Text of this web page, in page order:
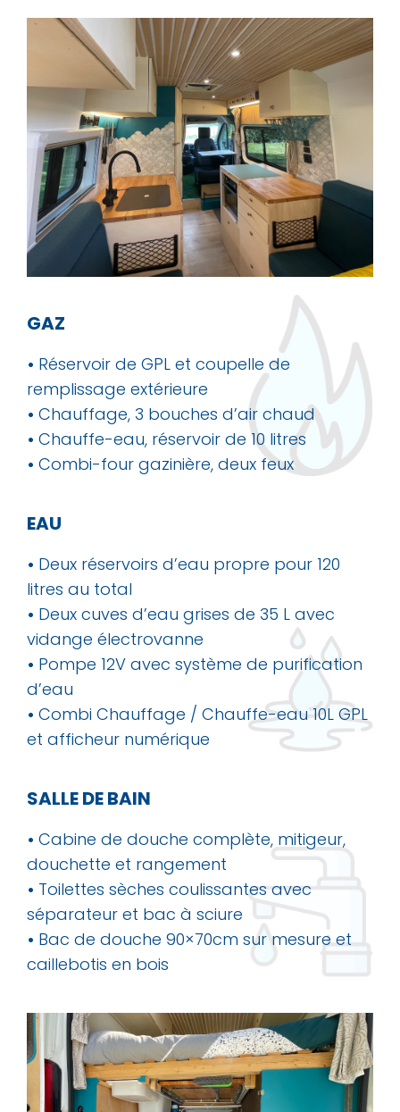
GAZ
• Réservoir de GPL et coupelle de
remplissage extérieure
• Chauffage, 3 bouches d’air chaud
• Chauffe-eau, réservoir de 10 litres
• Combi-four gazinière, deux feux
EAU
• Deux réservoirs d’eau propre pour 120
litres au total
• Deux cuves d’eau grises de 35 L avec
vidange électrovanne
• Pompe 12V avec système de purification
d’eau
• Combi Chauffage / Chauffe-eau 10L GPL
et afficheur numérique
SALLE DE BAIN
• Cabine de douche complète, mitigeur,
douchette et rangement
• Toilettes sèches coulissantes avec
séparateur et bac à sciure
• Bac de douche 90×70cm sur mesure et
caillebotis en bois